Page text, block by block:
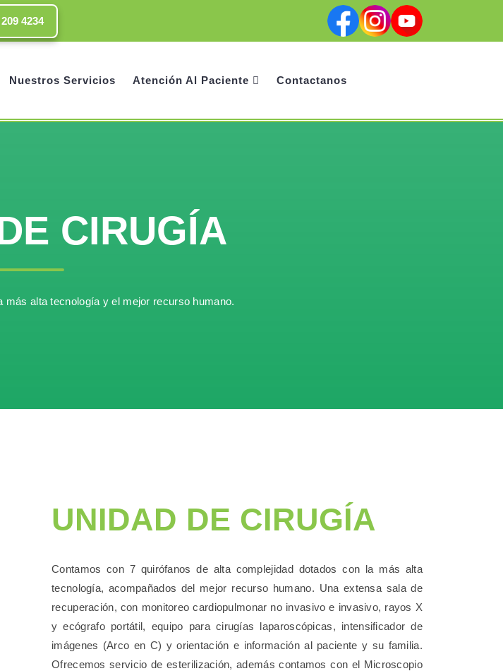
4234
FacebookInstagramYoutube
Nuestros Servicios Atención Al Paciente Contactanos
CIRUGÍA
más alta tecnología y el mejor recurso humano.
UNIDAD DE CIRUGÍA
Contamos con 7 quirófanos de alta complejidad dotados con la más alta
tecnología, acompañados del mejor recurso humano. Una extensa sala de
recuperación, con monitoreo cardiopulmonar no invasivo e invasivo, rayos X
y ecógrafo portátil, equipo para cirugías laparoscópicas, intensificador de
imágenes (Arco en C) y orientación e información al paciente y su familia.
Ofrecemos servicio de esterilización, además contamos con el Microscopio